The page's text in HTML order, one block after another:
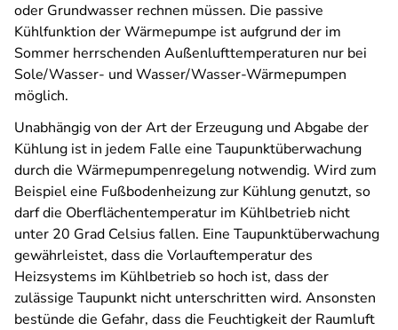
oder Grundwasser rechnen müssen. Die passive
Kühlfunktion der Wärmepumpe ist aufgrund der im
Sommer herrschenden Außenlufttemperaturen nur bei
Sole/Wasser- und Wasser/Wasser-Wärmepumpen
möglich.
Unabhängig von der Art der Erzeugung und Abgabe der
Kühlung ist in jedem Falle eine Taupunktüberwachung
durch die Wärmepumpenregelung notwendig. Wird zum
Beispiel eine Fußbodenheizung zur Kühlung genutzt, so
darf die Oberflächentemperatur im Kühlbetrieb nicht
unter 20 Grad Celsius fallen. Eine Taupunktüberwachung
gewährleistet, dass die Vorlauftemperatur des
Heizsystems im Kühlbetrieb so hoch ist, dass der
zulässige Taupunkt nicht unterschritten wird. Ansonsten
bestünde die Gefahr, dass die Feuchtigkeit der Raumluft